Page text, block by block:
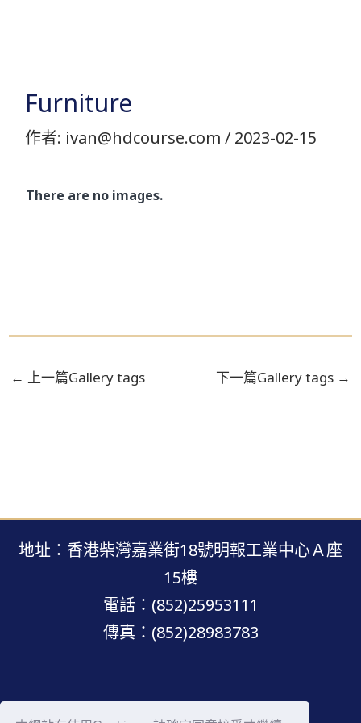
Furniture
作者: ivan@hdcourse.com / 2023-02-15
There are no images.
← 上一篇Gallery tags 下一篇Gallery tags →
地址：香港柴灣嘉業街18號明報工業中心Ａ座
15樓
電話：(852)25953111
傳真：(852)28983783